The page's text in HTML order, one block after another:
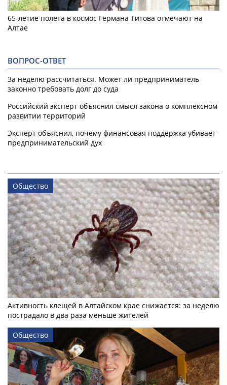
65-летие полета в космос Германа Титова отмечают на
Алтае
ВОПРОС-ОТВЕТ
За неделю рассчитаться. Может ли предприниматель
законно требовать долг до суда
Российский эксперт объяснил смысл закона о комплексном
развитии территорий
Эксперт объяснил, почему финансовая поддержка убивает
предпринимательский дух
Общество
Активность клещей в Алтайском крае снижается: за неделю
пострадало в два раза меньше жителей
Общество